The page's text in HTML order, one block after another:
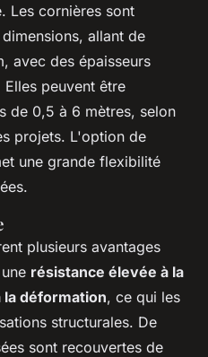
Les cornières sont
allant de
avec des épaisseurs
peuvent être
de 0,5 à 6 mètres, selon
projets. L'option de
une grande flexibilité
plusieurs avantages
résistance élevée à la
la déformation, ce qui les
structurales. De
sont recouvertes de